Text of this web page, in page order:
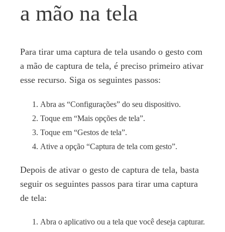
a mão na tela
Para tirar uma captura de tela usando o gesto com
a mão de captura de tela, é preciso primeiro ativar
esse recurso. Siga os seguintes passos:
Abra as “Configurações” do seu dispositivo.
Toque em “Mais opções de tela”.
Toque em “Gestos de tela”.
Ative a opção “Captura de tela com gesto”.
Depois de ativar o gesto de captura de tela, basta
seguir os seguintes passos para tirar uma captura
de tela:
Abra o aplicativo ou a tela que você deseja capturar.